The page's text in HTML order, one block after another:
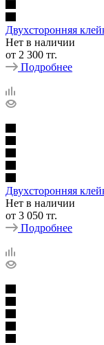
Двухсторонняя
Нет в наличии
от 2 300 тг.
Подробнее
Двухсторонняя
Нет в наличии
от 3 050 тг.
Подробнее